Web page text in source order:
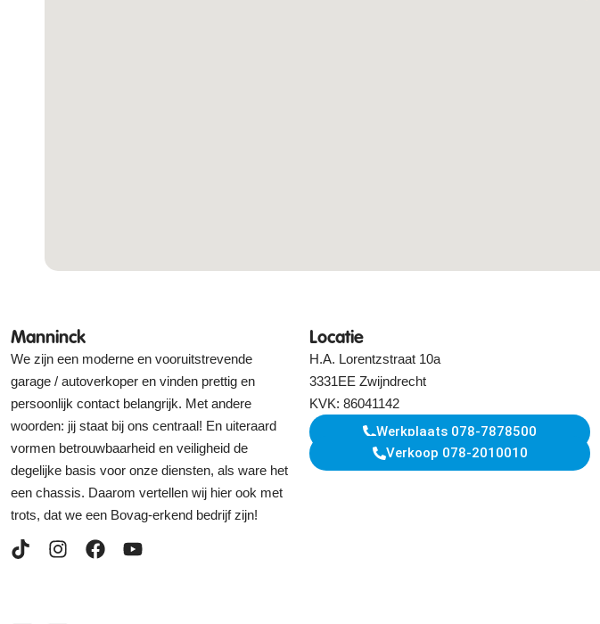
Manninck
We zijn een moderne en vooruitstrevende
garage / autoverkoper en vinden prettig en
persoonlijk contact belangrijk. Met andere
woorden: jij staat bij ons centraal! En uiteraard
vormen betrouwbaarheid en veiligheid de
degelijke basis voor onze diensten, als ware het
een chassis. Daarom vertellen wij hier ook met
trots, dat we een Bovag-erkend bedrijf zijn!
Locatie
H.A. Lorentzstraat 10a
3331EE Zwijndrecht
KVK: 86041142
Werkplaats 078-7878500
Verkoop 078-2010010